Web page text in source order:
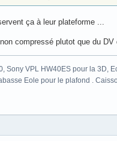
ça à leur plateforme ...
compressé plutot que du DV
Sony VPL HW40ES pour la 3D,
Eole pour le plafond .